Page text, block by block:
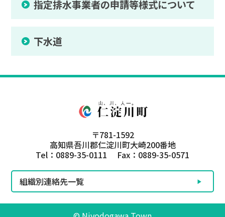
指定排水事業者の申請等様式について
下水道
〒781-1592
高知県吾川郡仁淀川町大崎200番地
Tel：0889-35-0111 Fax：0889-35-0571
組織別連絡先一覧